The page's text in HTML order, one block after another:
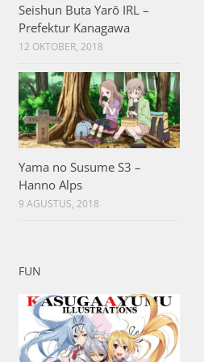
Seishun Buta Yarō IRL –
Prefektur Kanagawa
12 OKTOBER, 2018
Yama no Susume S3 –
Hanno Alps
9 AGUSTUS, 2018
FUN